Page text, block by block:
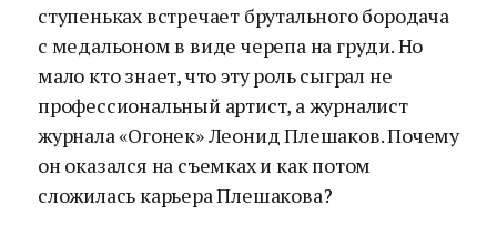
ступеньках встречает брутального бородача
с медальоном в виде черепа на груди. Но
мало кто знает, что эту роль сыграл не
профессиональный артист, а журналист
журнала «Огонек» Леонид Плешаков. Почему
он оказался на съемках и как потом
сложилась карьера Плешакова?